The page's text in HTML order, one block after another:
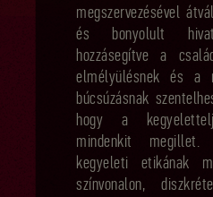
megszervezésével
és bonyolult
hozzásegítve a
elmélyülésnek és a
búcsúzásnak
hogy a
mindenkit megillet.
kegyeleti etikának
színvonalon,